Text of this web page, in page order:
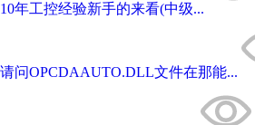
10年工控经验新手的来看(中级...
请问OPCDAAUTO.DLL文件在那能...